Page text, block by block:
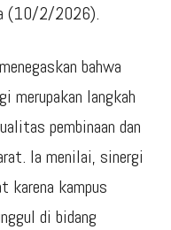
(10/2/2026).
bahwa
merupakan langkah
pembinaan dan
Ia menilai, sinergi
karena kampus
di bidang